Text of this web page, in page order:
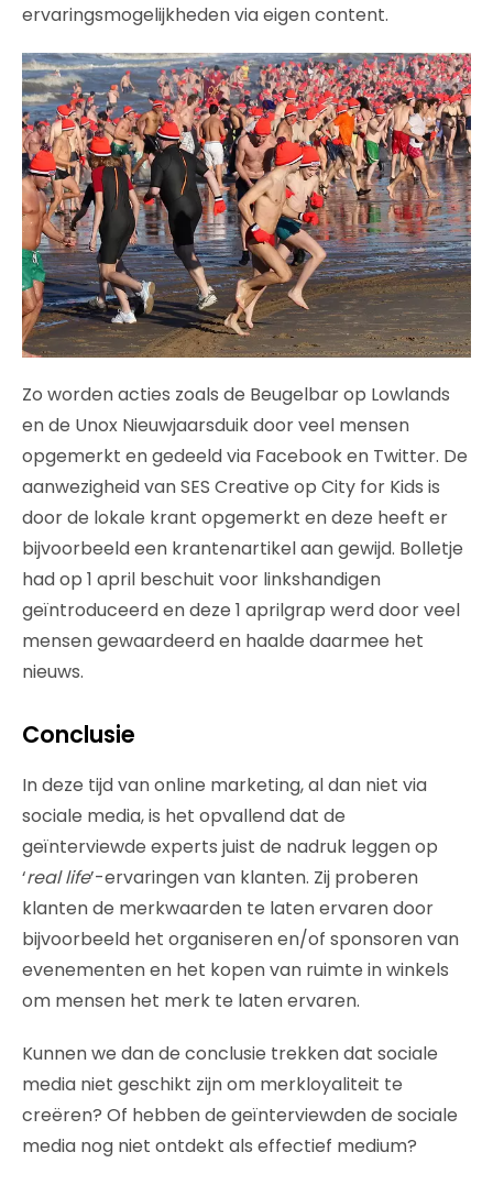
ervaringsmogelijkheden via eigen content.
Zo worden acties zoals de Beugelbar op Lowlands
en de Unox Nieuwjaarsduik door veel mensen
opgemerkt en gedeeld via Facebook en Twitter. De
aanwezigheid van SES Creative op City for Kids is
door de lokale krant opgemerkt en deze heeft er
bijvoorbeeld een krantenartikel aan gewijd. Bolletje
had op 1 april beschuit voor linkshandigen
geïntroduceerd en deze 1 aprilgrap werd door veel
mensen gewaardeerd en haalde daarmee het
nieuws.
Conclusie
In deze tijd van online marketing, al dan niet via
sociale media, is het opvallend dat de
geïnterviewde experts juist de nadruk leggen op
‘real life’-ervaringen van klanten. Zij proberen
klanten de merkwaarden te laten ervaren door
bijvoorbeeld het organiseren en/of sponsoren van
evenementen en het kopen van ruimte in winkels
om mensen het merk te laten ervaren.
Kunnen we dan de conclusie trekken dat sociale
media niet geschikt zijn om merkloyaliteit te
creëren? Of hebben de geïnterviewden de sociale
media nog niet ontdekt als effectief medium?